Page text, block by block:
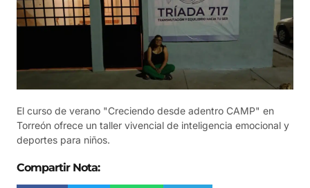
El curso de verano "Creciendo desde adentro CAMP" en
Torreón ofrece un taller vivencial de inteligencia emocional y
deportes para niños.
Compartir Nota: